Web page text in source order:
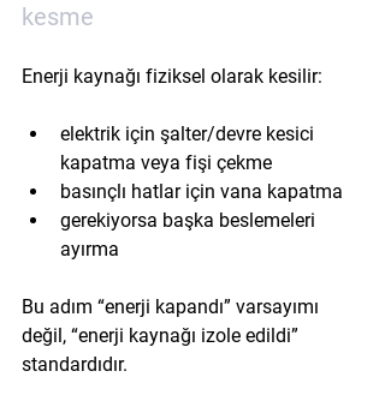
kesme
Enerji kaynağı fiziksel olarak kesilir:
elektrik için şalter/devre kesici
kapatma veya fişi çekme
basınçlı hatlar için vana kapatma
gerekiyorsa başka beslemeleri
ayırma
Bu adım “enerji kapandı” varsayımı
değil, “enerji kaynağı izole edildi”
standardıdır.